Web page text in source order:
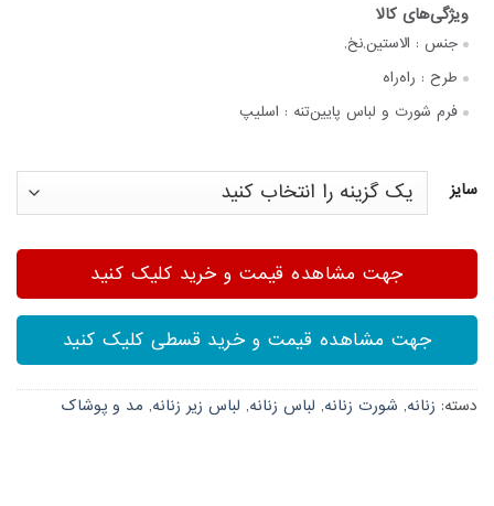
جنس : الاستین,نخ,
طرح : راه‌راه
فرم شورت و لباس پایین‌تنه : اسلیپ
سایز
جهت مشاهده قیمت و خرید کلیک کنید
جهت مشاهده قیمت و خرید قسطی کلیک کنید
دسته: زنانه, شورت زنانه, لباس زنانه, لباس زیر زنانه, مد و پوشاک